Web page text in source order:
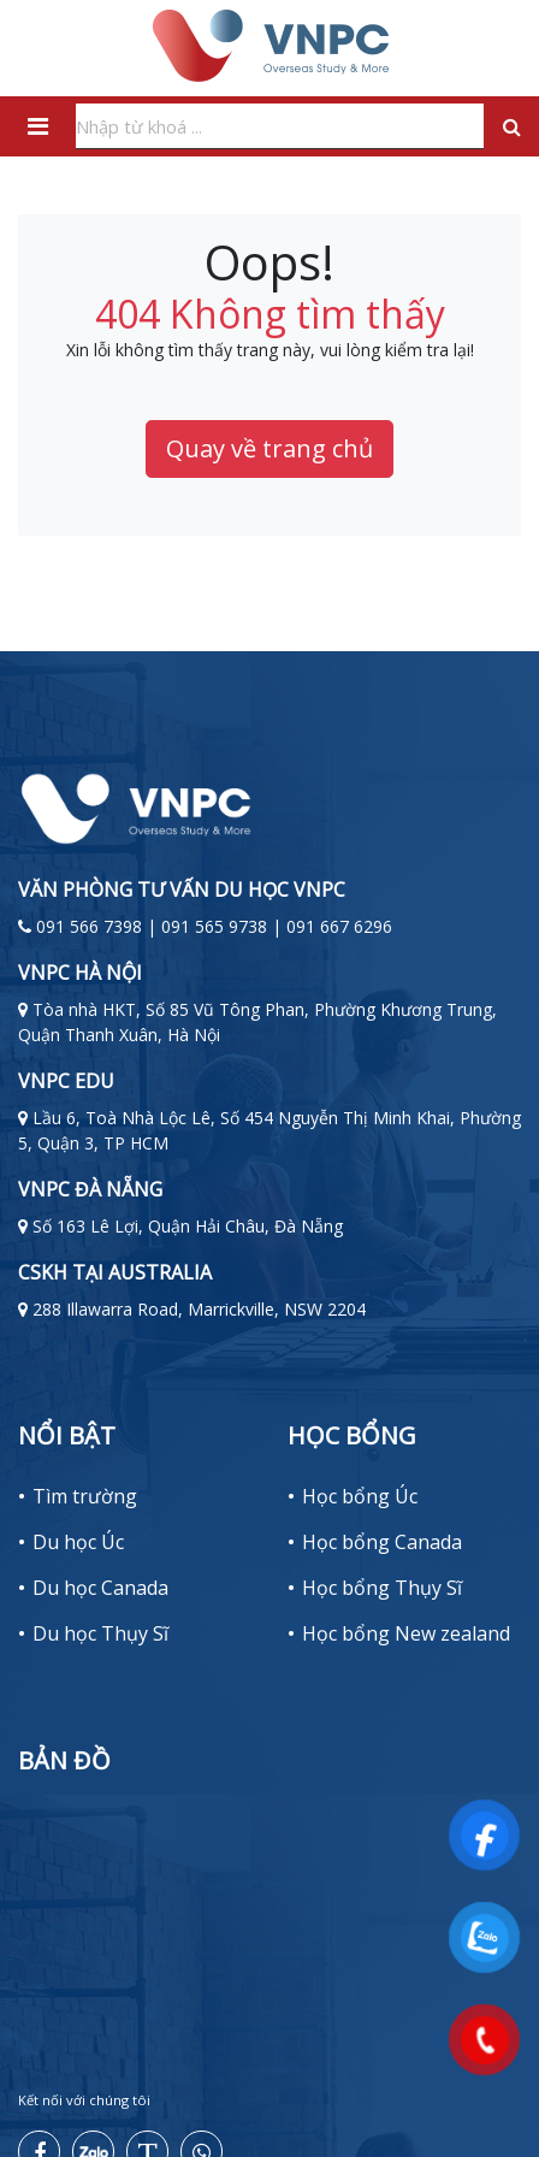
Oops!
404 Không tìm thấy
Xin lỗi không tìm thấy trang này, vui lòng kiểm tra lại!
Quay về trang chủ
VĂN PHÒNG TƯ VẤN DU HỌC VNPC
091 566 7398 | 091 565 9738 | 091 667 6296
VNPC HÀ NỘI
Tòa nhà HKT, Số 85 Vũ Tông Phan, Phường Khương Trung,
Quận Thanh Xuân, Hà Nội
VNPC EDU
Lầu 6, Toà Nhà Lộc Lê, Số 454 Nguyễn Thị Minh Khai, Phường
5, Quận 3, TP HCM
VNPC ĐÀ NẴNG
Số 163 Lê Lợi, Quận Hải Châu, Đà Nẵng
CSKH TẠI AUSTRALIA
288 Illawarra Road, Marrickville, NSW 2204
NỔI BẬT
Tìm trường
Du học Úc
Du học Canada
Du học Thụy Sĩ
HỌC BỔNG
Học bổng Úc
Học bổng Canada
Học bổng Thụy Sĩ
Học bổng New zealand
BẢN ĐỒ
Kết nối với chúng tôi